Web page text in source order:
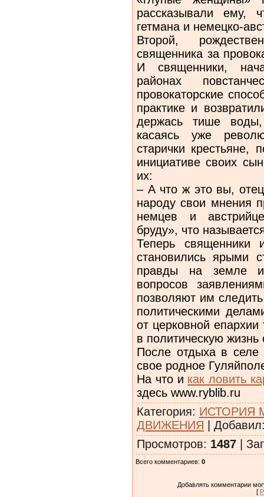
рассказывали ему,
гетмана и немецко-
Второй,
священника за
И священники,
районах
провокаторские
практике и
держась тише
касаясь уже
старички крестьяне,
инициативе своих
их:
– А что ж это вы, отец
народу свои мнения
немцев и
бруду», что
Теперь
становились ярыми
правды на земле и
вопросов
позволяют им
политическими
от церковной
в политическую жизнь
После отдыха в селе
свое родное
На что и как ловить
здесь www.ryblib.ru
Категория: ИСТОРИЯ
ДВИЖЕНИЯ | Добавил
Просмотров: 1487 |
Всего комментариев: 0
Добавлять комментарии
[